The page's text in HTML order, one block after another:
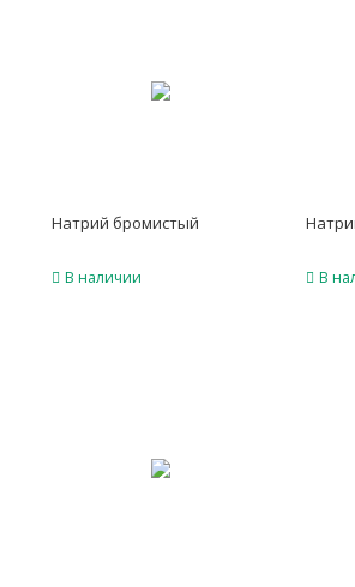
Натрий бромистый
В наличии В